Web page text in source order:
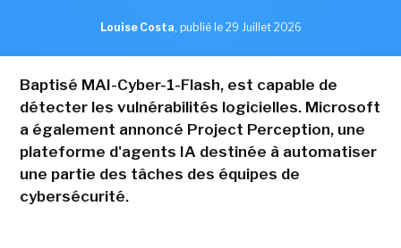
Louise Costa, publié le 29 Juillet 2026
Baptisé MAI-Cyber-1-Flash, est capable de
détecter les vulnérabilités logicielles. Microsoft
a également annoncé Project Perception, une
plateforme d'agents IA destinée à automatiser
une partie des tâches des équipes de
cybersécurité.